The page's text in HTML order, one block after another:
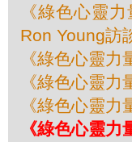
《綠色心靈
Ron Young訪
《綠色心靈
《綠色心靈
《綠色心靈
《綠色心靈